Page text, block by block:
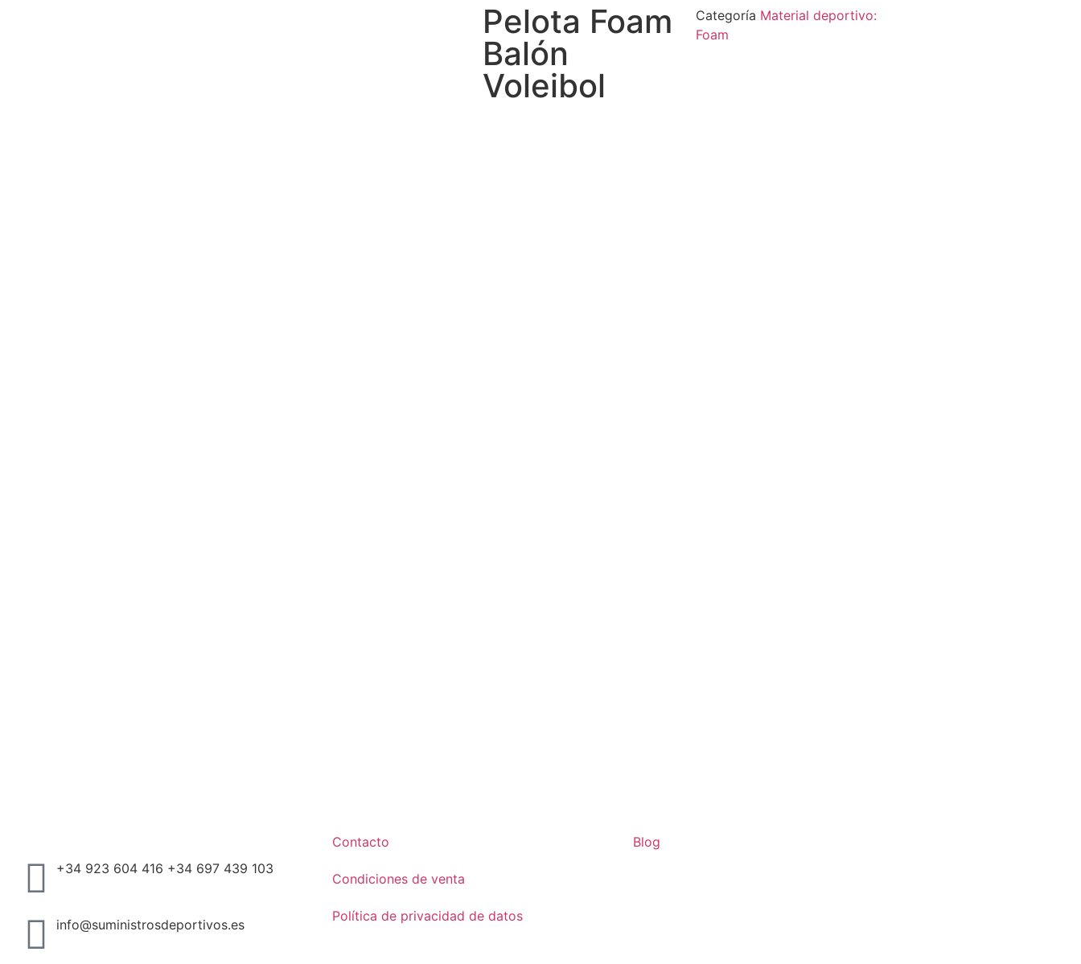
Pelota Foam
Balón
Voleibol
Categoría Material deportivo:
Foam
+34 923 604 416 +34 697 439 103
info@suministrosdeportivos.es
Contacto
Condiciones de venta
Política de privacidad de datos
Blog